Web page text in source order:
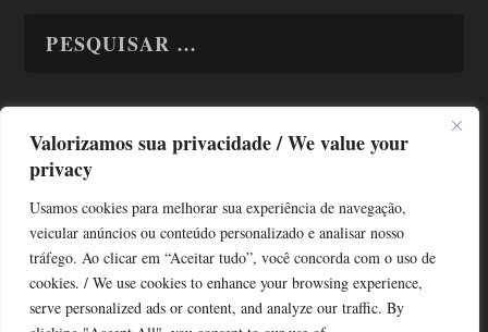
Valorizamos sua privacidade / We value your
privacy
Usamos cookies para melhorar sua experiência de navegação,
veicular anúncios ou conteúdo personalizado e analisar nosso
tráfego. Ao clicar em “Aceitar tudo”, você concorda com o uso de
cookies. / We use cookies to enhance your browsing experience,
serve personalized ads or content, and analyze our traffic. By
TODAS OS ASSUNTOS
Copyright © Alô Tatuapé 2013 / 2026